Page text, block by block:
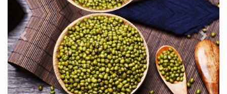
Previous Next